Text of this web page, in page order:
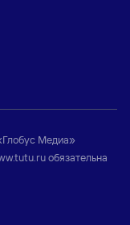
Медиа»
обязательна